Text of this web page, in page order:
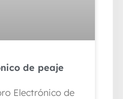
de peaje
Electrónico de